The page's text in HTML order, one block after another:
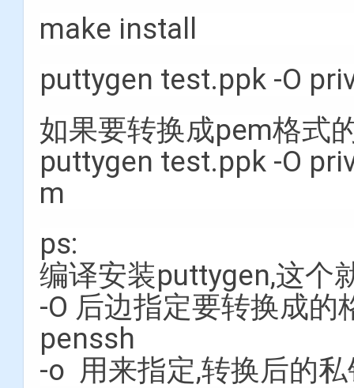
make install
puttygen test.ppk -O
如果要转换成pem格式
puttygen test.ppk -O
m
ps:
编译安装puttygen,这个
-O 后边指定要转换成
penssh
-o 用来指定,转换后的